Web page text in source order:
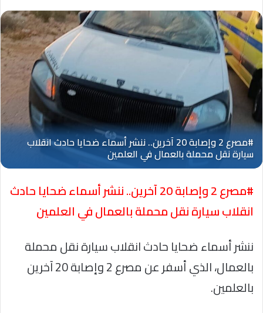
#مصرع 2 وإصابة 20 آخرين.. ننشر أسماء ضحايا حادث
انقلاب سيارة نقل محملة بالعمال في العلمين
ننشر أسماء ضحايا حادث انقلاب سيارة نقل محملة
بالعمال، الذي أسفر عن مصرع 2 وإصابة 20 آخرين
بالعلمين.